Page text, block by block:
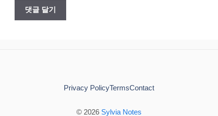
© 2026 Sylvia Notes
Privacy PolicyTermsContact